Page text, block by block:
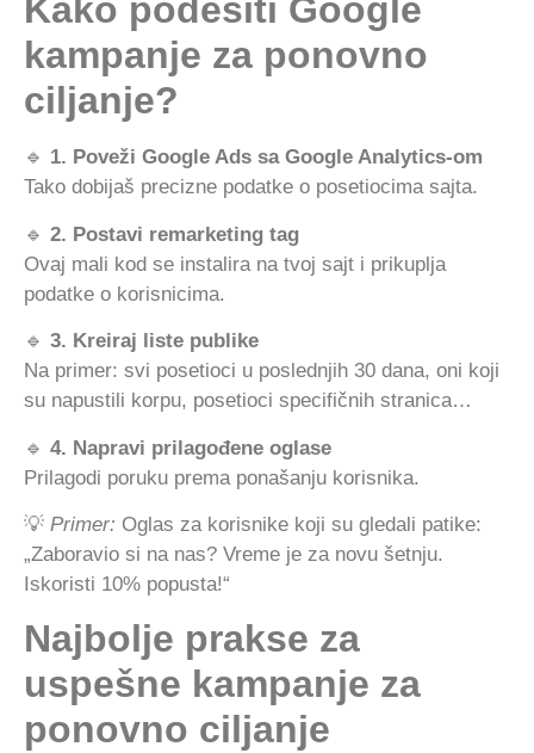
Kako podesiti Google
kampanje za ponovno
ciljanje?
🔹 1. Poveži Google Ads sa Google Analytics-om
Tako dobijaš precizne podatke o posetiocima sajta.
🔹 2. Postavi remarketing tag
Ovaj mali kod se instalira na tvoj sajt i prikuplja
podatke o korisnicima.
🔹 3. Kreiraj liste publike
Na primer: svi posetioci u poslednjih 30 dana, oni koji
su napustili korpu, posetioci specifičnih stranica…
🔹 4. Napravi prilagođene oglase
Prilagodi poruku prema ponašanju korisnika.
💡 Primer: Oglas za korisnike koji su gledali patike:
„Zaboravio si na nas? Vreme je za novu šetnju.
Iskoristi 10% popusta!“
Najbolje prakse za
uspešne kampanje za
ponovno ciljanje